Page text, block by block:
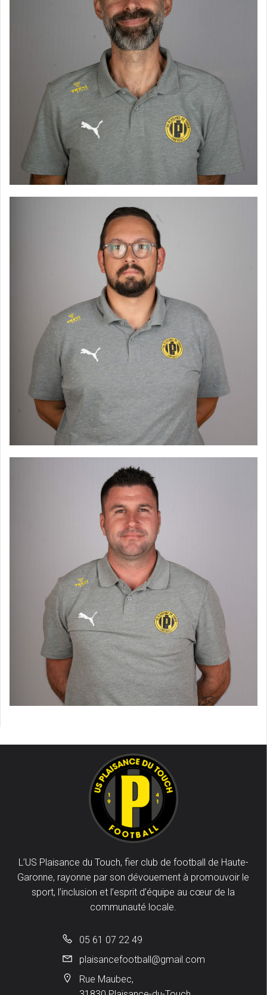
L’US Plaisance du Touch, fier club de football de Haute-
Garonne, rayonne par son dévouement à promouvoir le
sport, l’inclusion et l’esprit d’équipe au cœur de la
communauté locale.
05 61 07 22 49
plaisancefootball@gmail.com
Rue Maubec,